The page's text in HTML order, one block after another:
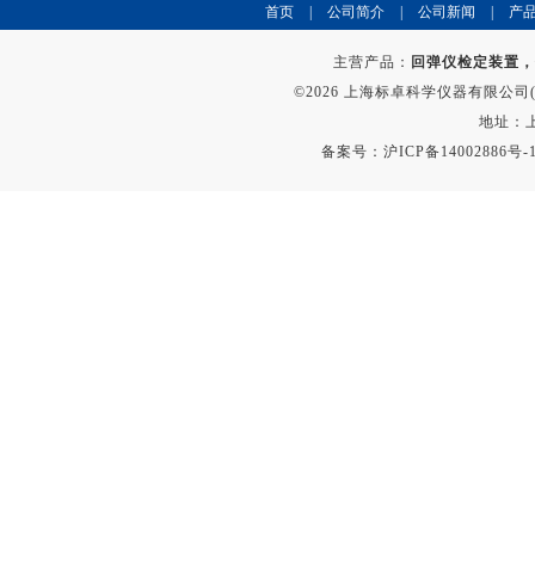
首页 公司简介 公司新闻 产
主营产品： 回弹仪检定装置
©2026 上海标卓科学仪器有限公
地址：
备案号：沪ICP备14002886号-